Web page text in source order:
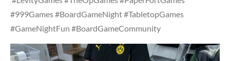
#999Games #BoardGameNight #TabletopGames
#GameNightFun #BoardGameCommunity